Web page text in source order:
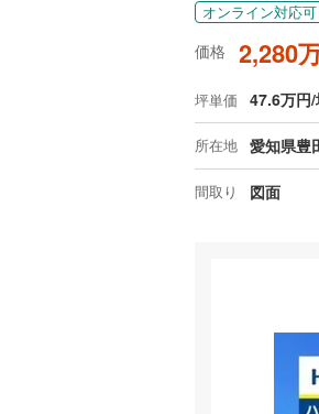
オンライン対応可
価格 2,280
坪単価 47.6万円
所在地 愛知県豊
間取り 図面